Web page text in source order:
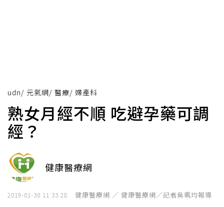
udn/ 元氣網/ 醫療/ 婦產科
熟女月經不順 吃避孕藥可調
經？
健康醫療網
2019-01-30 11:33:28 健康醫療網 ／ 健康醫療網／記者吳珮均報導